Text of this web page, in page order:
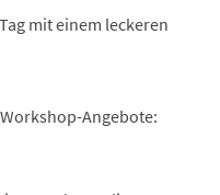
mit einem leckeren
Angebote: